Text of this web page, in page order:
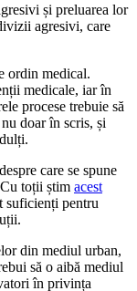
și preluarea lor
agresivi, care
ordin medical.
medicale, iar în
procese trebuie să
doar în scris, și
care se spune
toții știm acest
suficienți pentru
din mediul urban,
să o aibă mediul
în privința